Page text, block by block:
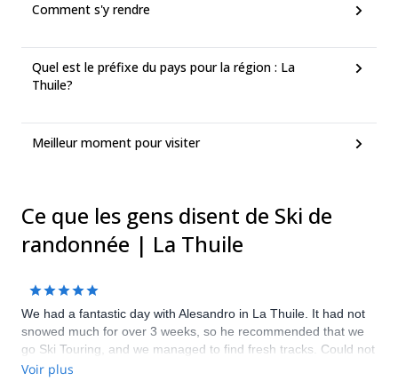
Comment s'y rendre
Quel est le préfixe du pays pour la région : La
Thuile?
Meilleur moment pour visiter
Ce que les gens disent de Ski de
randonnée | La Thuile
We had a fantastic day with Alesandro in La Thuile. It had not
snowed much for over 3 weeks, so he recommended that we
go Ski Touring, and we managed to find fresh tracks. Could not
have gone better!
Voir plus